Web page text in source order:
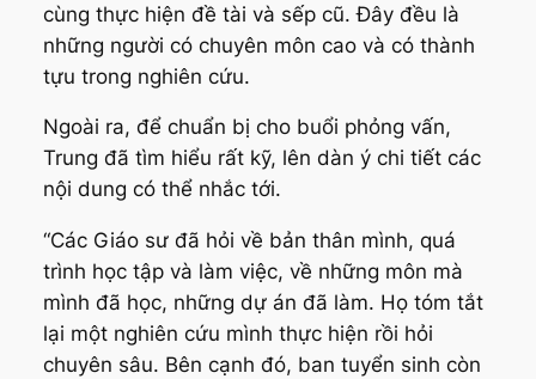
cùng thực hiện đề tài và sếp cũ. Đây đều là
những người có chuyên môn cao và có thành
tựu trong nghiên cứu.
Ngoài ra, để chuẩn bị cho buổi phỏng vấn,
Trung đã tìm hiểu rất kỹ, lên dàn ý chi tiết các
nội dung có thể nhắc tới.
“Các Giáo sư đã hỏi về bản thân mình, quá
trình học tập và làm việc, về những môn mà
mình đã học, những dự án đã làm. Họ tóm tắt
lại một nghiên cứu mình thực hiện rồi hỏi
chuyên sâu. Bên cạnh đó, ban tuyển sinh còn